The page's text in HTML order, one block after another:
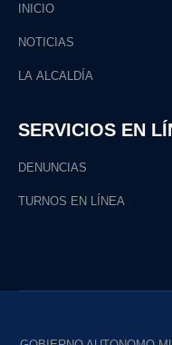
INICIO
NOTICIAS
LA ALCALDÍA
SERVICIOS EN
DENUNCIAS
TURNOS EN LÍNEA